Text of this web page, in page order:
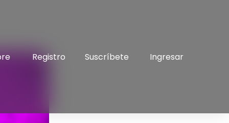
Registro Suscríbete Ingresar